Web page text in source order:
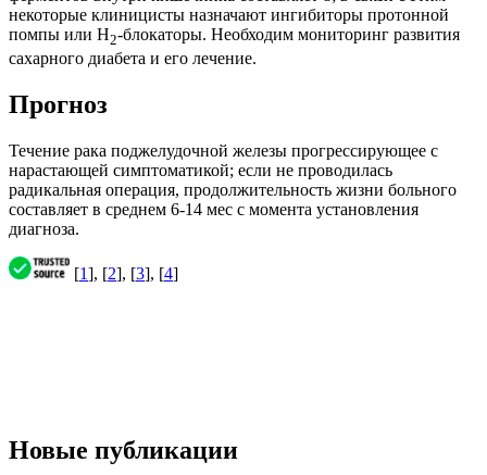
некоторые клиницисты назначают ингибиторы протонной
помпы или Н2-блокаторы. Необходим мониторинг развития
сахарного диабета и его лечение.
Прогноз
Течение рака поджелудочной железы прогрессирующее с
нарастающей симптоматикой; если не проводилась
радикальная операция, продолжительность жизни больного
составляет в среднем 6-14 мес с момента установления
диагноза.
[1], [2], [3], [4]
Новые публикации